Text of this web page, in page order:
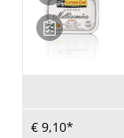
€ 9,10*